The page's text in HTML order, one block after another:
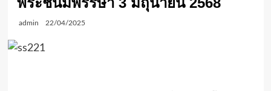
admin 22/04/2025